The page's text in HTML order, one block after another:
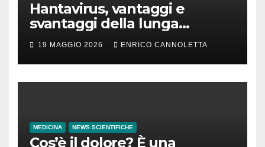
Hantavirus, vantaggi e
svantaggi della lunga
incubazione
19 MAGGIO 2026 ENRICO CANNOLETTA
MEDICINA NEWS SCIENTIFICHE
Cos’è il dolore? È una